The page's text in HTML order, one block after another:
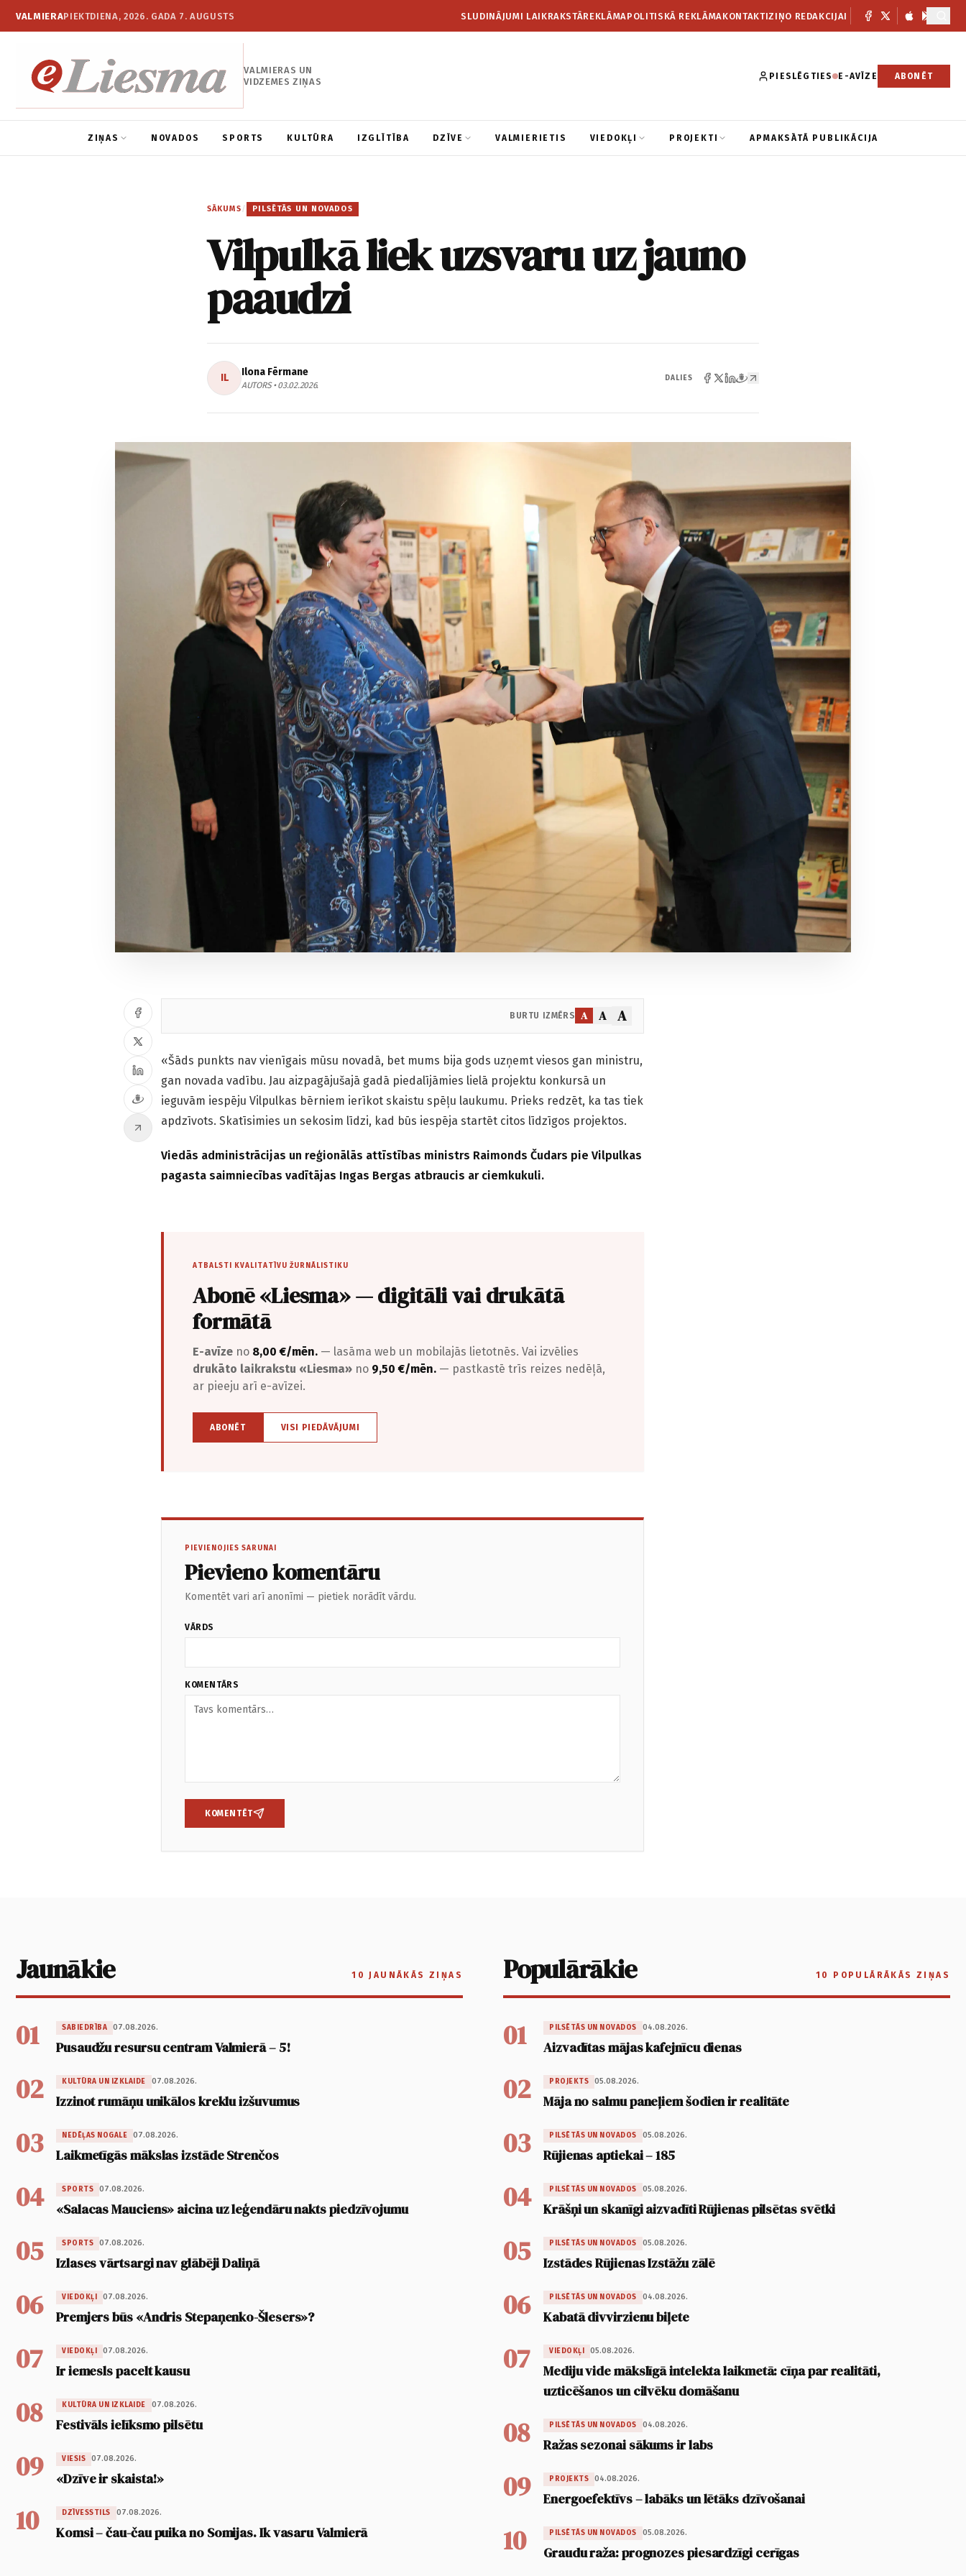
VALMIERAPIEKTDIENA, 2026. GADA 7. AUGUSTS SLUDINĀJUMI LAIKRAKSTĀREKLĀMAPOLITISKĀ REKLĀMAKONTAKTIZIŅO REDAKCIJAI
VALMIERAS UN
VIDZEMES ZIŅAS
PIESLĒGTIES E-AVĪZE ABONĒT
ZIŅAS NOVADOS SPORTS KULTŪRA IZGLĪTĪBA DZĪVE VALMIERIETIS VIEDOKĻI PROJEKTI APMAKSĀTĀ PUBLIKĀCIJA
SĀKUMS / PILSĒTĀS UN NOVADOS
Vilpulkā liek uzsvaru uz jauno
paaudzi
IL Ilona Fērmane
AUTORS • 03.02.2026.
DALIES
BURTU IZMĒRS A A A
«Šāds punkts nav vienīgais mūsu novadā, bet mums bija gods uzņemt viesos gan ministru,
gan novada vadību. Jau aizpagājušajā gadā piedalījāmies lielā projektu konkursā un
ieguvām iespēju Vilpulkas bērniem ierīkot skaistu spēļu laukumu. Prieks redzēt, ka tas tiek
apdzīvots. Skatīsimies un sekosim līdzi, kad būs iespēja startēt citos līdzīgos projektos.
Viedās administrācijas un reģionālās attīstības ministrs Raimonds Čudars pie Vilpulkas
pagasta saimniecības vadītājas Ingas Bergas atbraucis ar ciemkukuli.
ATBALSTI KVALITATĪVU ŽURNĀLISTIKU
Abonē «Liesma» — digitāli vai drukātā
formātā
E-avīze no 8,00 €/mēn. — lasāma web un mobilajās lietotnēs. Vai izvēlies
drukāto laikrakstu «Liesma» no 9,50 €/mēn. — pastkastē trīs reizes nedēļā,
ar pieeju arī e-avīzei.
ABONĒT VISI PIEDĀVĀJUMI
PIEVIENOJIES SARUNAI
Pievieno komentāru
Komentēt vari arī anonīmi — pietiek norādīt vārdu.
VĀRDS
KOMENTĀRS
KOMENTĒT
Jaunākie 10 JAUNĀKĀS ZIŅAS
01 SABIEDRĪBA 07.08.2026.
Pusaudžu resursu centram Valmierā – 5!
02 KULTŪRA UN IZKLAIDE 07.08.2026.
Izzinot rumāņu unikālos kreklu izšuvumus
03 NEDĒĻAS NOGALE 07.08.2026.
Laikmetīgās mākslas izstāde Strenčos
04 SPORTS 07.08.2026.
«Salacas Mauciens» aicina uz leģendāru nakts piedzīvojumu
05 SPORTS 07.08.2026.
Izlases vārtsargi nav glābēji Daliņā
06 VIEDOKĻI 07.08.2026.
Premjers būs «Andris Stepaņenko-Šlesers»?
07 VIEDOKĻI 07.08.2026.
Ir iemesls pacelt kausu
08 KULTŪRA UN IZKLAIDE 07.08.2026.
Festivāls ielīksmo pilsētu
09 VIESIS 07.08.2026.
«Dzīve ir skaista!»
10 DZĪVESSTILS 07.08.2026.
Komsi – čau-čau puika no Somijas. Ik vasaru Valmierā
Populārākie 10 POPULĀRĀKĀS ZIŅAS
01 PILSĒTĀS UN NOVADOS 04.08.2026.
Aizvadītas mājas kafejnīcu dienas
02 PROJEKTS 05.08.2026.
Māja no salmu paneļiem šodien ir realitāte
03 PILSĒTĀS UN NOVADOS 05.08.2026.
Rūjienas aptiekai – 185
04 PILSĒTĀS UN NOVADOS 05.08.2026.
Krāšņi un skanīgi aizvadīti Rūjienas pilsētas svētki
05 PILSĒTĀS UN NOVADOS 05.08.2026.
Izstādes Rūjienas Izstāžu zālē
06 PILSĒTĀS UN NOVADOS 04.08.2026.
Kabatā divvirzienu biļete
07 VIEDOKĻI 05.08.2026.
Mediju vide mākslīgā intelekta laikmetā: cīņa par realitāti,
uzticēšanos un cilvēku domāšanu
08 PILSĒTĀS UN NOVADOS 04.08.2026.
Ražas sezonai sākums ir labs
09 PROJEKTS 04.08.2026.
Energoefektīvs – labāks un lētāks dzīvošanai
10 PILSĒTĀS UN NOVADOS 05.08.2026.
Graudu raža: prognozes piesardzīgi cerīgas